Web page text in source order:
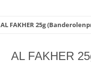
AL FAKHER 25g
AL FAKHER